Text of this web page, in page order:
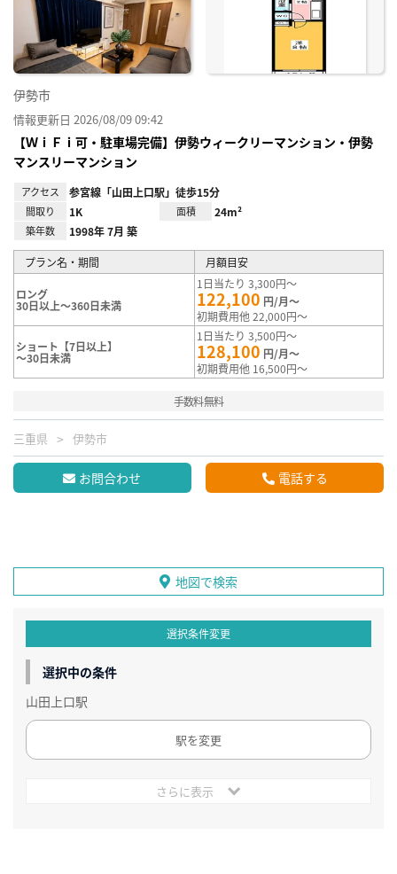
伊勢市
情報更新日 2026/08/09 09:42
【ＷｉＦｉ可・駐車場完備】伊勢ウィークリーマンション・伊勢
マンスリーマンション
アクセス 参宮線「山田上口駅」徒歩15分
間取り 1K 面積 24m²
築年数 1998年 7月 築
プラン名・期間 月額目安
ロング
30日以上～360日未満
1日当たり 3,300円～
122,100 円/月～
初期費用他 22,000円～
ショート【7日以上】
～30日未満
1日当たり 3,500円～
128,100 円/月～
初期費用他 16,500円～
手数料無料
三重県 伊勢市
お問合わせ 電話する
地図で検索
選択条件変更
選択中の条件
山田上口駅
駅を変更
さらに表示